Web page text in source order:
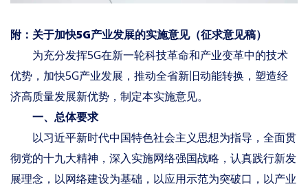
附：关于加快5G产业发展的实施意见（征求意见稿）
为充分发挥5G在新一轮科技革命和产业变革中的技术
优势，加快5G产业发展，推动全省新旧动能转换，塑造经
济高质量发展新优势，制定本实施意见。
一、总体要求
以习近平新时代中国特色社会主义思想为指导，全面贯
彻党的十九大精神，深入实施网络强国战略，认真践行新发
展理念，以网络建设为基础，以应用示范为突破口，以产业